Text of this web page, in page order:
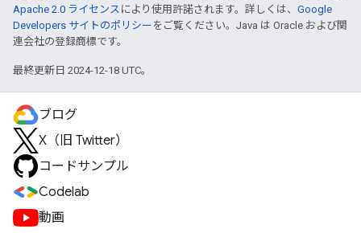
Apache 2.0 ライセンス により使用許諾されます。詳しくは、 Google
Developers サイトのポリシー をご覧ください。Java は Oracle および関
連会社の登録商標です。
最終更新日 2024-12-18 UTC。
ブログ
X（旧 Twitter）
コードサンプル
Codelab
動画